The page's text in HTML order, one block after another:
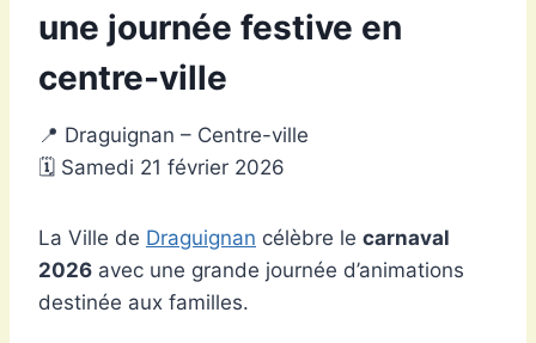
une journée festive en
centre-ville
📍 Draguignan – Centre-ville
🗓 Samedi 21 février 2026
La Ville de Draguignan célèbre le carnaval
2026 avec une grande journée d’animations
destinée aux familles.